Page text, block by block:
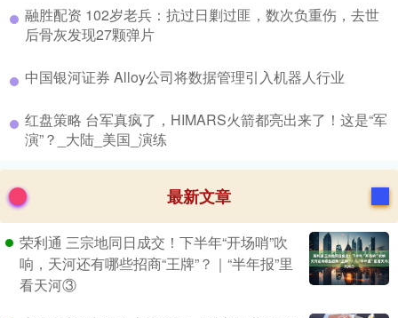
​融胜配资 102岁老兵：抗过日剿过匪，数次负重伤，去世
后骨灰发现27颗弹片
​中国银河证券 Alloy公司将数据管理引入机器人行业
​红盘策略 台军真疯了，HIMARS火箭都亮出来了！这是“军
演”？_大陆_美国_演练
最新文章
荣利通 三宗地同日成交！下半年“开场哨”吹
响，天河还有哪些招商“王牌”？｜“半年报”里
看天河③